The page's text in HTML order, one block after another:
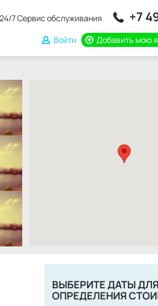
24/7 Сервис обслуживания +7
Войти Добавить мою
ВЫБЕРИТЕ ДАТЫ ДЛЯ
ОПРЕДЕЛЕНИЯ